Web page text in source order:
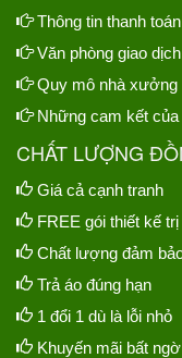
Thông tin thanh toán
Văn phòng giao dịch
Quy mô nhà xưởng
Những cam kết của
CHẤT LƯỢNG
Giá cả cạnh tranh
FREE gói thiết kế
Chất lượng đảm
Trả áo đúng hạn
1 đổi 1 dù là lỗi nhỏ
Khuyến mãi bất ngờ